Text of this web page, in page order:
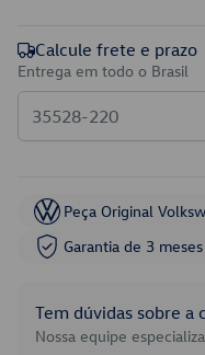
Calcule frete e prazo
Entrega em todo o Brasil
Peça Original
Garantia de 3
Tem dúvidas sobre
Nossa equipe